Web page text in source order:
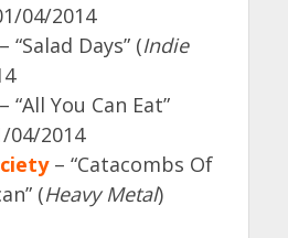
04/2014
– “Salad Days” (Indie
“All You Can Eat”
04/2014
– “Catacombs Of
(Heavy Metal)